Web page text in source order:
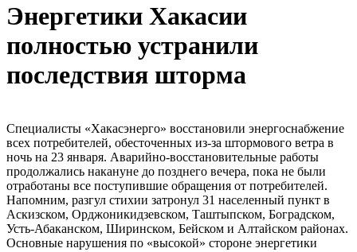
Энергетики Хакасии
полностью устранили
последствия шторма
Специалисты «Хакасэнерго» восстановили энергоснабжение
всех потребителей, обесточенных из-за штормового ветра в
ночь на 23 января. Аварийно-восстановительные работы
продолжались накануне до позднего вечера, пока не были
отработаны все поступившие обращения от потребителей.
Напомним, разгул стихии затронул 31 населенный пункт в
Аскизском, Орджоникидзевском, Таштыпском, Боградском,
Усть-Абаканском, Ширинском, Бейском и Алтайском районах.
Основные нарушения по «высокой» стороне энергетики